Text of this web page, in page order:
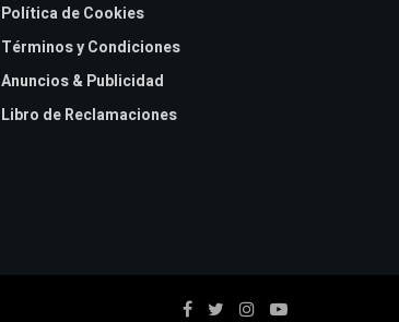
Política de Cookies
Términos y Condiciones
Anuncios & Publicidad
Libro de Reclamaciones